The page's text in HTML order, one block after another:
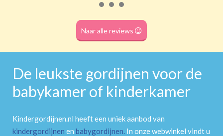
Naar alle reviews
De leukste gordijnen voor de
babykamer of kinderkamer
Kindergordijnen.nl heeft een uniek aanbod van
kindergordijnen en babygordijnen. In onze webwinkel vindt u